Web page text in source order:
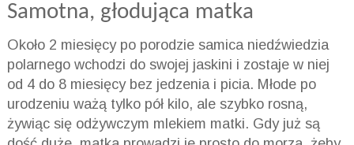
Samotna, głodująca matka
Około 2 miesięcy po porodzie samica niedźwiedzia
polarnego wchodzi do swojej jaskini i zostaje w niej
od 4 do 8 miesięcy bez jedzenia i picia. Młode po
urodzeniu ważą tylko pół kilo, ale szybko rosną,
żywiąc się odżywczym mlekiem matki. Gdy już są